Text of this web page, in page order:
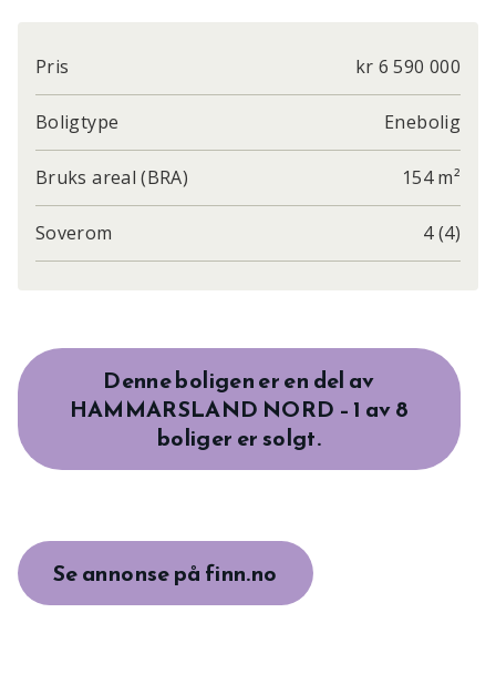
Pris kr 6 590 000
Boligtype Enebolig
Bruks areal (BRA) 154 m²
Soverom 4 (4)
Denne boligen er en del av
HAMMARSLAND NORD – 1 av 8
boliger er solgt.
Se annonse på finn.no